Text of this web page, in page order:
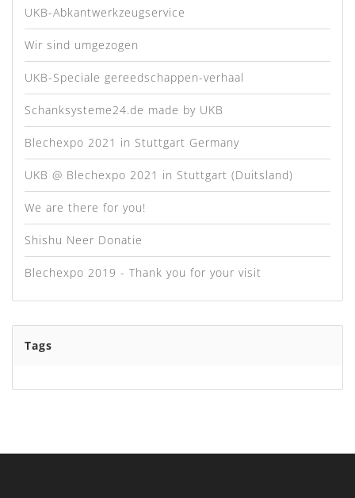
UKB-Abkantwerkzeugservice
Wir sind umgezogen
UKB-Speciale gereedschappen-verhaal
Schanksysteme24.de made by UKB
Blechexpo 2021 in Stuttgart Germany
UKB @ Blechexpo 2021 in Stuttgart (Duitsland)
We are there for you!
Shishu Neer Donatie
Blechexpo 2019 - Thank you for your visit
Tags